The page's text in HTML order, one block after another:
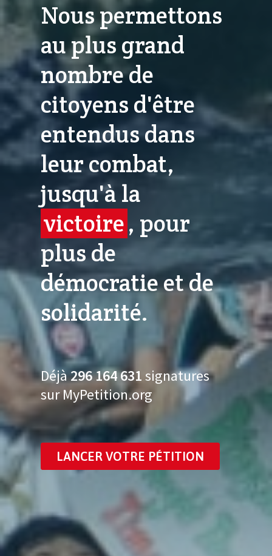
Nous permettons
au plus grand
nombre de
citoyens d'être
entendus dans
leur combat,
jusqu'à la
victoire, pour
plus de
démocratie et de
solidarité.
Déjà296 164 647signatures
sur MyPetition.org
LANCER VOTRE PÉTITION